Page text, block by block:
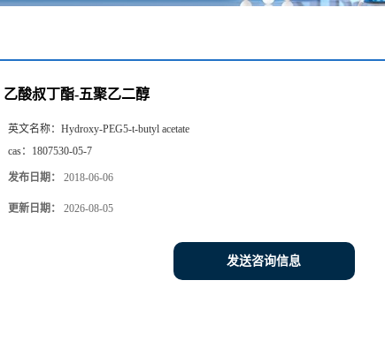
乙酸叔丁酯-五聚乙二醇
英文名称： Hydroxy-PEG5-t-butyl acetate
cas： 1807530-05-7
发布日期： 2018-06-06
更新日期： 2026-08-05
发送咨询信息